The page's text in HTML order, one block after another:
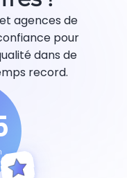
agences de
pour
dans de
record.